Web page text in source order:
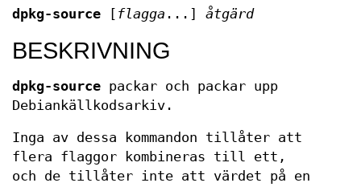
dpkg-source [ flagga ...] åtgärd
BESKRIVNING
dpkg-source packar och packar upp
Debiankällkodsarkiv.
Inga av dessa kommandon tillåter att
flera flaggor kombineras till ett,
och de tillåter inte att värdet på en